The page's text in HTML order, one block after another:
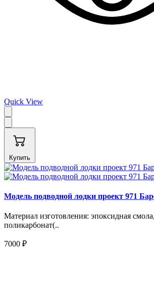
Quick View
Купить
Модель подводной лодки проект 971
Материал изготовления: эпоксидная
поликарбонат(..
7000 ₽